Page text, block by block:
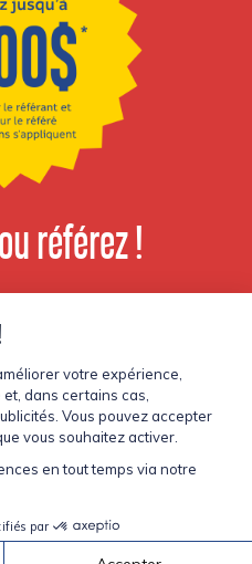
référez !
de confidentialitéSite parKryzalid